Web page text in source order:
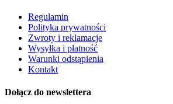
Regulamin
Polityka prywatności
Zwroty i reklamacje
Wysyłka i płatność
Warunki odstąpienia
Kontakt
Dołącz do newslettera